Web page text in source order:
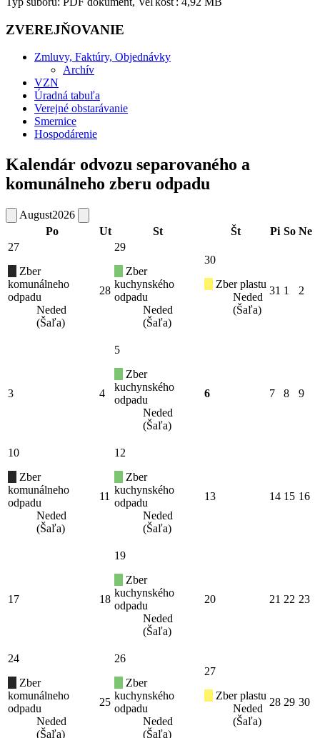
ZVEREJŇOVANIE
Zmluvy, Faktúry, Objednávky
Archív
VZN
Úradná tabuľa
Verejné obstarávanie
Smernice
Hospodárenie
Kalendár odvozu separovaného a
komunálneho zberu odpadu
August2026
Po
Ut St Št Pi So Ne
27
Zber
komunálneho
odpadu
Neded
(Šaľa)
28
29
Zber
kuchynského
odpadu
Neded
(Šaľa)
30
Zber plastu
Neded
(Šaľa)
31 1 2
3 4
5
Zber
kuchynského
odpadu
Neded
(Šaľa)
6 7 8 9
10
Zber
komunálneho
odpadu
Neded
(Šaľa)
11
12
Zber
kuchynského
odpadu
Neded
(Šaľa)
13 14 15 16
17 18
19
Zber
kuchynského
odpadu
Neded
(Šaľa)
20 21 22 23
24
Zber
komunálneho
odpadu
Neded
(Šaľa)
25
26
Zber
kuchynského
odpadu
Neded
(Šaľa)
27
Zber plastu
Neded
(Šaľa)
28 29 30